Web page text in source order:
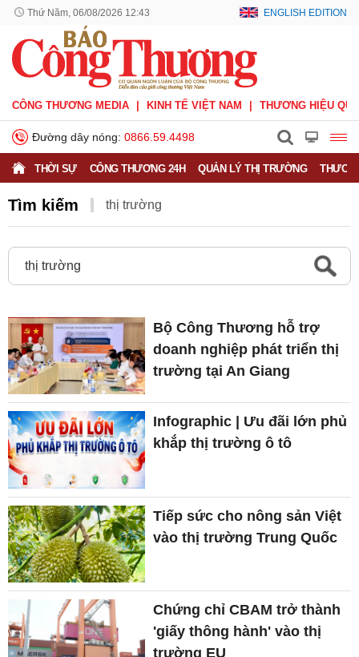
Thứ Năm, 06/08/2026 12:43 ENGLISH EDITION
CÔNG THƯƠNG MEDIA KINH TẾ VIỆT NAM THƯƠNG HIỆU
Đường dây nóng: 0866.59.4498
THỜI SỰ CÔNG THƯƠNG 24H QUẢN LÝ THỊ TRƯỜNG
Tìm kiếm thị trường
Bộ Công Thương hỗ trợ
doanh nghiệp phát triển thị
trường tại An Giang
Infographic | Ưu đãi lớn phủ
khắp thị trường ô tô
Tiếp sức cho nông sản Việt
vào thị trường Trung Quốc
Chứng chỉ CBAM trở thành
'giấy thông hành' vào thị
trường EU